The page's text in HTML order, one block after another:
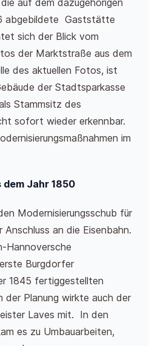
auf dem dazugehörigen
abgebildete Gaststätte
sich der Blick vom
der Marktstraße aus dem
des aktuellen Fotos, ist
der Stadtsparkasse
Stammsitz des
sofort wieder erkennbar.
im
Jahr 1850
Modernisierungsschub für
an die Eisenbahn.
Hannoversche
Burgdorfer
1845 fertiggestellten
der Planung wirkte auch der
Laves mit. In den
es zu Umbauarbeiten,